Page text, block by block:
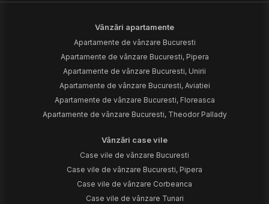
Vânzări apartamente
Apartamente de vânzare Bucuresti
Apartamente de vânzare Bucuresti, Pipera
Apartamente de vânzare Bucuresti, Unirii
Apartamente de vânzare Bucuresti, Aviatiei
Apartamente de vânzare Bucuresti, Floreasca
Apartamente de vânzare Bucuresti, Theodor Pallady
Vânzări case vile
Case vile de vânzare Bucuresti
Case vile de vânzare Bucuresti, Pipera
Case vile de vânzare Corbeanca
Case vile de vânzare Tunari